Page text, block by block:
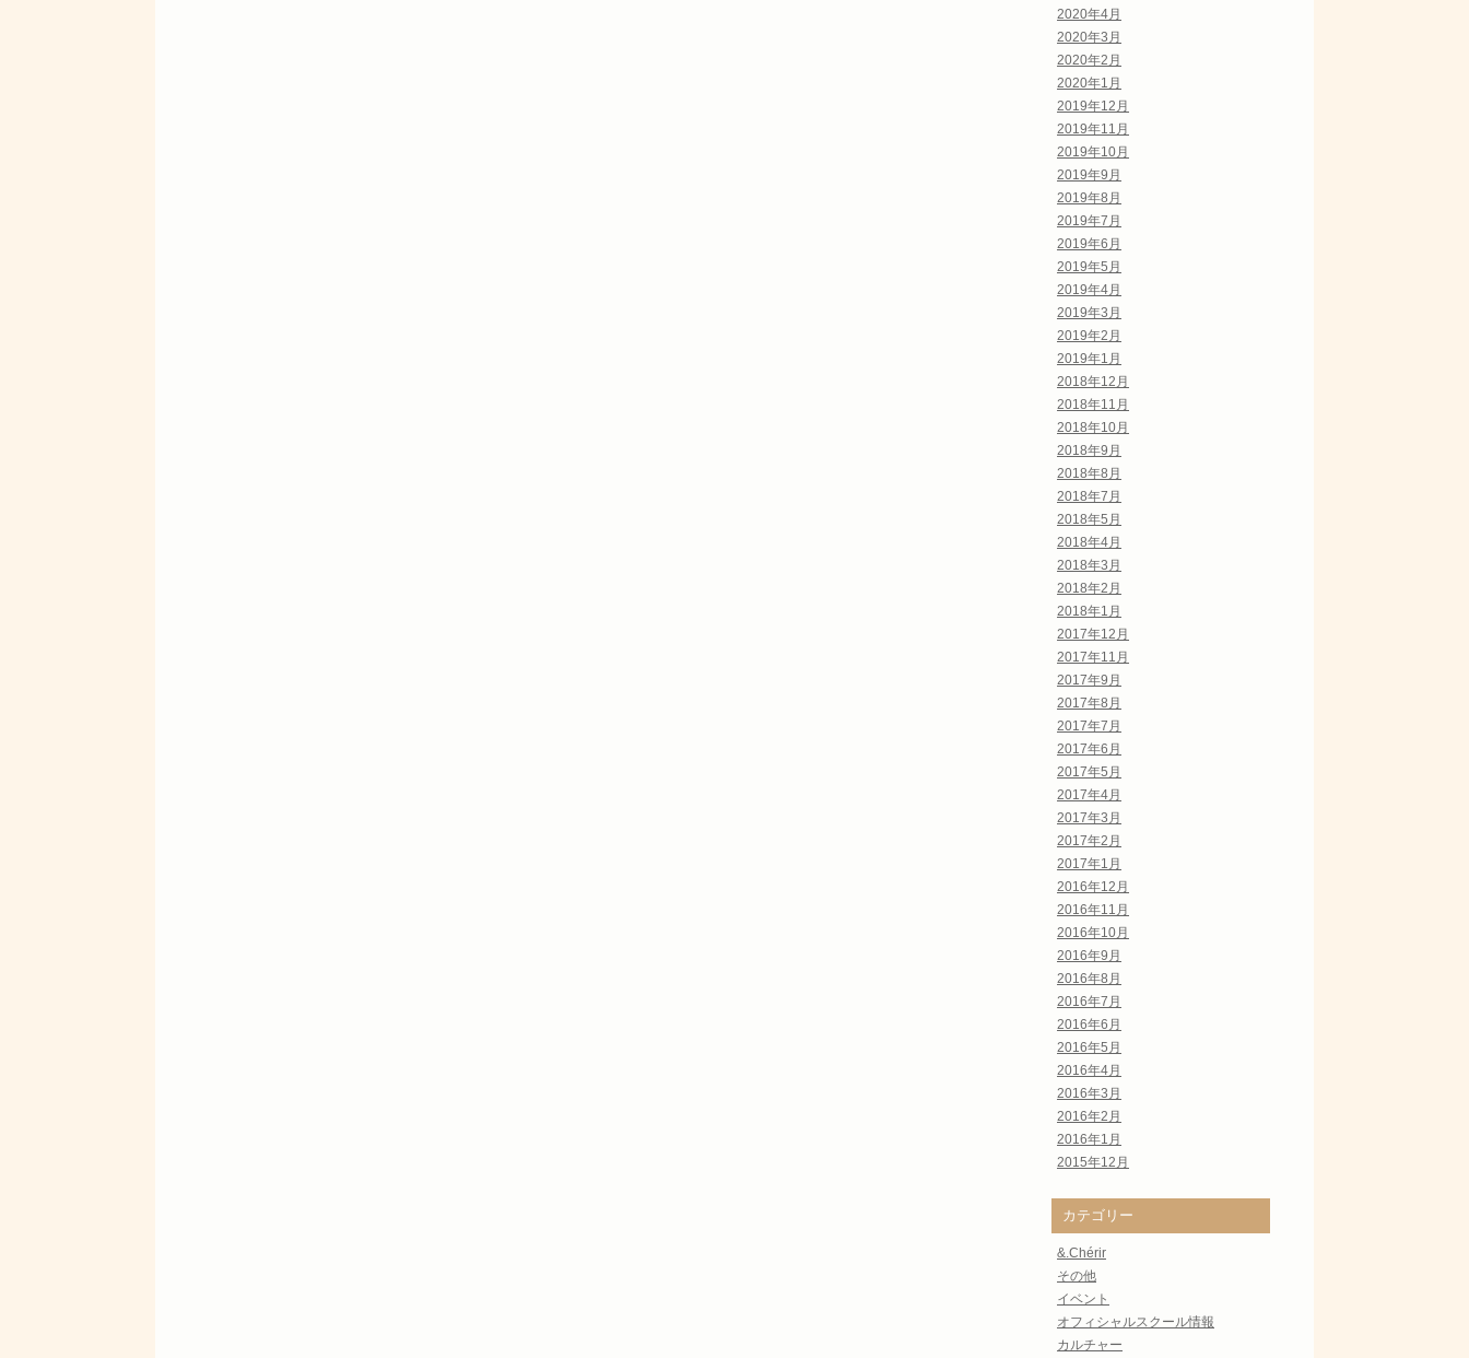
2020年4月
2020年3月
2020年2月
2020年1月
2019年12月
2019年11月
2019年10月
2019年9月
2019年8月
2019年7月
2019年6月
2019年5月
2019年4月
2019年3月
2019年2月
2019年1月
2018年12月
2018年11月
2018年10月
2018年9月
2018年8月
2018年7月
2018年5月
2018年4月
2018年3月
2018年2月
2018年1月
2017年12月
2017年11月
2017年9月
2017年8月
2017年7月
2017年6月
2017年5月
2017年4月
2017年3月
2017年2月
2017年1月
2016年12月
2016年11月
2016年10月
2016年9月
2016年8月
2016年7月
2016年6月
2016年5月
2016年4月
2016年3月
2016年2月
2016年1月
2015年12月
カテゴリー
&.Chérir
その他
イベント
オフィシャルスクール情報
カルチャー